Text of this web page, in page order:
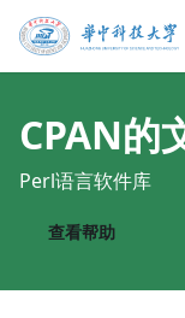
CPAN的
Perl语言软件库
查看帮助